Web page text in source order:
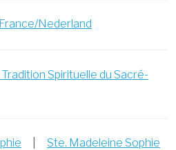
Nederland
Spirituelle du Sacré-
Ste. Madeleine Sophie